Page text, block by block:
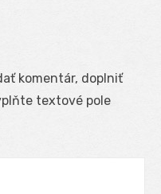
komentár, doplniť
textové pole